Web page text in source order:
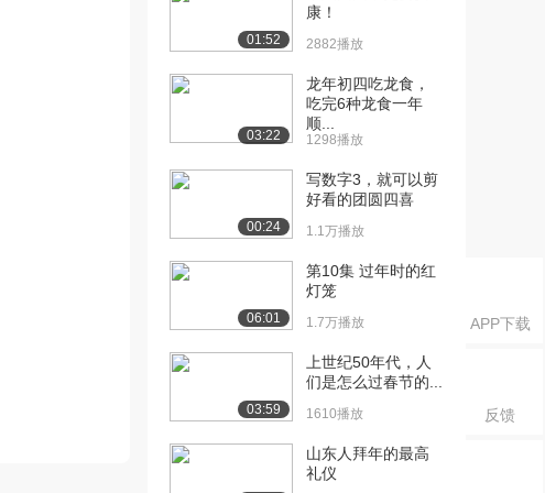
APP下载
反馈
01:52
康！
2882播放
03:22
龙年初四吃龙食，
吃完6种龙食一年
顺...
1298播放
00:24
写数字3，就可以剪
好看的团圆四喜
1.1万播放
06:01
第10集 过年时的红
灯笼
1.7万播放
03:59
上世纪50年代，人
们是怎么过春节的...
1610播放
山东人拜年的最高
礼仪